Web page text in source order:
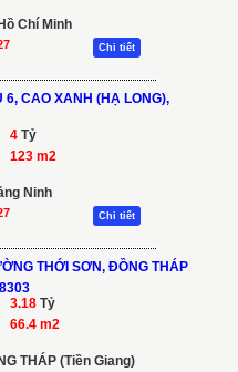
Chí Minh
Chi tiết
6, CAO XANH (HẠ LONG),
4 Tỷ
123 m2
Ninh
Chi tiết
THỚI SƠN, ĐỒNG THÁP
3.18 Tỷ
66.4 m2
THÁP (Tiền Giang)